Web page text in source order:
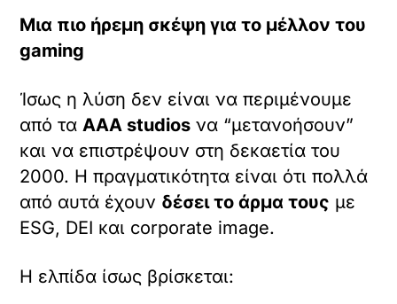
Μια πιο ήρεμη σκέψη για το μέλλον του
gaming
Ίσως η λύση δεν είναι να περιμένουμε
από ταAAA studios να “μετανοήσουν”
και να επιστρέψουν στη δεκαετία του
2000. Η πραγματικότητα είναι ότι πολλά
από αυτά έχουν δέσει το άρμα τους με
ESG, DEI και corporate image.
Η ελπίδα ίσως βρίσκεται: